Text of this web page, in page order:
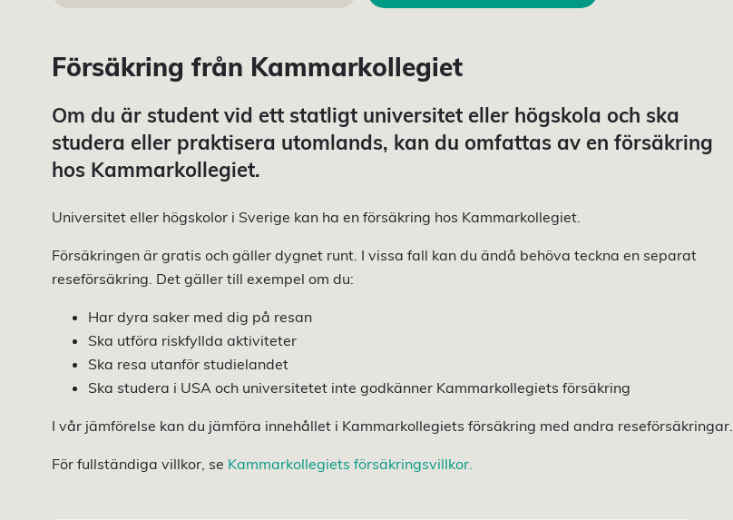
Försäkring från Kammarkollegiet
Om du är student vid ett statligt universitet eller högskola och ska
studera eller praktisera utomlands, kan du omfattas av en försäkring
hos Kammarkollegiet.
Universitet eller högskolor i Sverige kan ha en försäkring hos Kammarkollegiet.
Försäkringen är gratis och gäller dygnet runt. I vissa fall kan du ändå behöva teckna en separat
reseförsäkring. Det gäller till exempel om du:
Har dyra saker med dig på resan
Ska utföra riskfyllda aktiviteter
Ska resa utanför studielandet
Ska studera i USA och universitetet inte godkänner Kammarkollegiets försäkring
I vår jämförelse kan du jämföra innehållet i Kammarkollegiets försäkring med andra reseförsäkringar.
För fullständiga villkor, se Kammarkollegiets försäkringsvillkor.